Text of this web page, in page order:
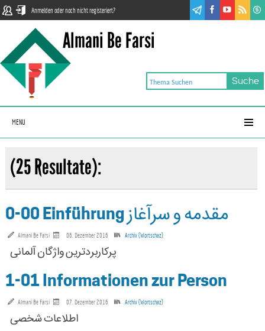
Anmelden oder noch nicht registeriert?
Almani Be Farsi
MENU
(25 Resultate):
0-00 Einführung مقدمه و سرآغاز
Almani Be Farsi 06. Dezember 2016 Archiv (Wortschaz)
1-01 Informationen zur Person
Almani Be Farsi 07. Dezember 2016 Archiv (Wortschaz)
اطلاعات شخصی